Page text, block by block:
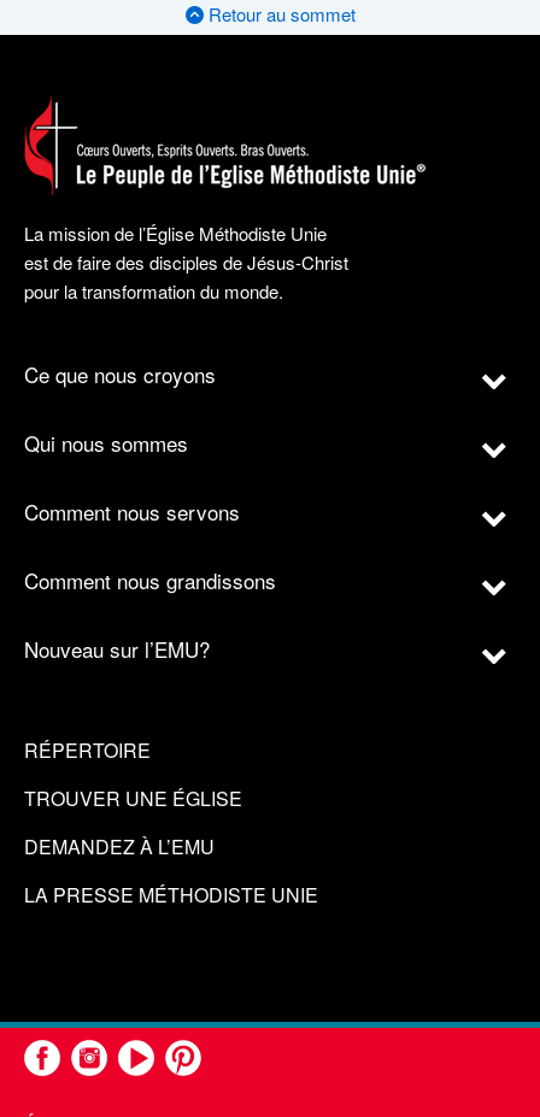
Retour au sommet
La mission de l’Église Méthodiste Unie
est de faire des disciples de Jésus-Christ
pour la transformation du monde.
Ce que nous croyons
Qui nous sommes
Comment nous servons
Comment nous grandissons
Nouveau sur l’EMU?
RÉPERTOIRE
TROUVER UNE ÉGLISE
DEMANDEZ À L’EMU
LA PRESSE MÉTHODISTE UNIE